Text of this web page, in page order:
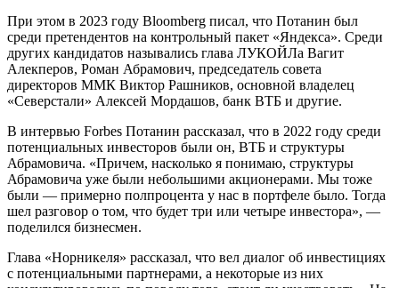
При этом в 2023 году Bloomberg писал, что Потанин был
среди претендентов на контрольный пакет «Яндекса». Среди
других кандидатов назывались глава ЛУКОЙЛа Вагит
Алекперов, Роман Абрамович, председатель совета
директоров ММК Виктор Рашников, основной владелец
«Северстали» Алексей Мордашов, банк ВТБ и другие.
В интервью Forbes Потанин рассказал, что в 2022 году среди
потенциальных инвесторов были он, ВТБ и структуры
Абрамовича. «Причем, насколько я понимаю, структуры
Абрамовича уже были небольшими акционерами. Мы тоже
были — примерно полпроцента у нас в портфеле было. Тогда
шел разговор о том, что будет три или четыре инвестора», —
поделился бизнесмен.
Глава «Норникеля» рассказал, что вел диалог об инвестициях
с потенциальными партнерами, а некоторые из них